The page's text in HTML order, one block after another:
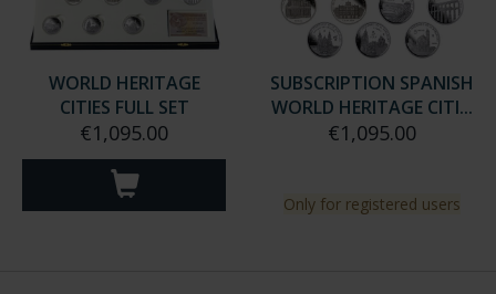
WORLD HERITAGE
CITIES FULL SET
€1,095.00
SUBSCRIPTION SPANISH
WORLD HERITAGE CITI...
€1,095.00
Only for registered users